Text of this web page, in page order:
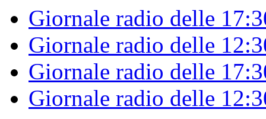
Giornale radio delle
Giornale radio delle
Giornale radio delle
Giornale radio delle